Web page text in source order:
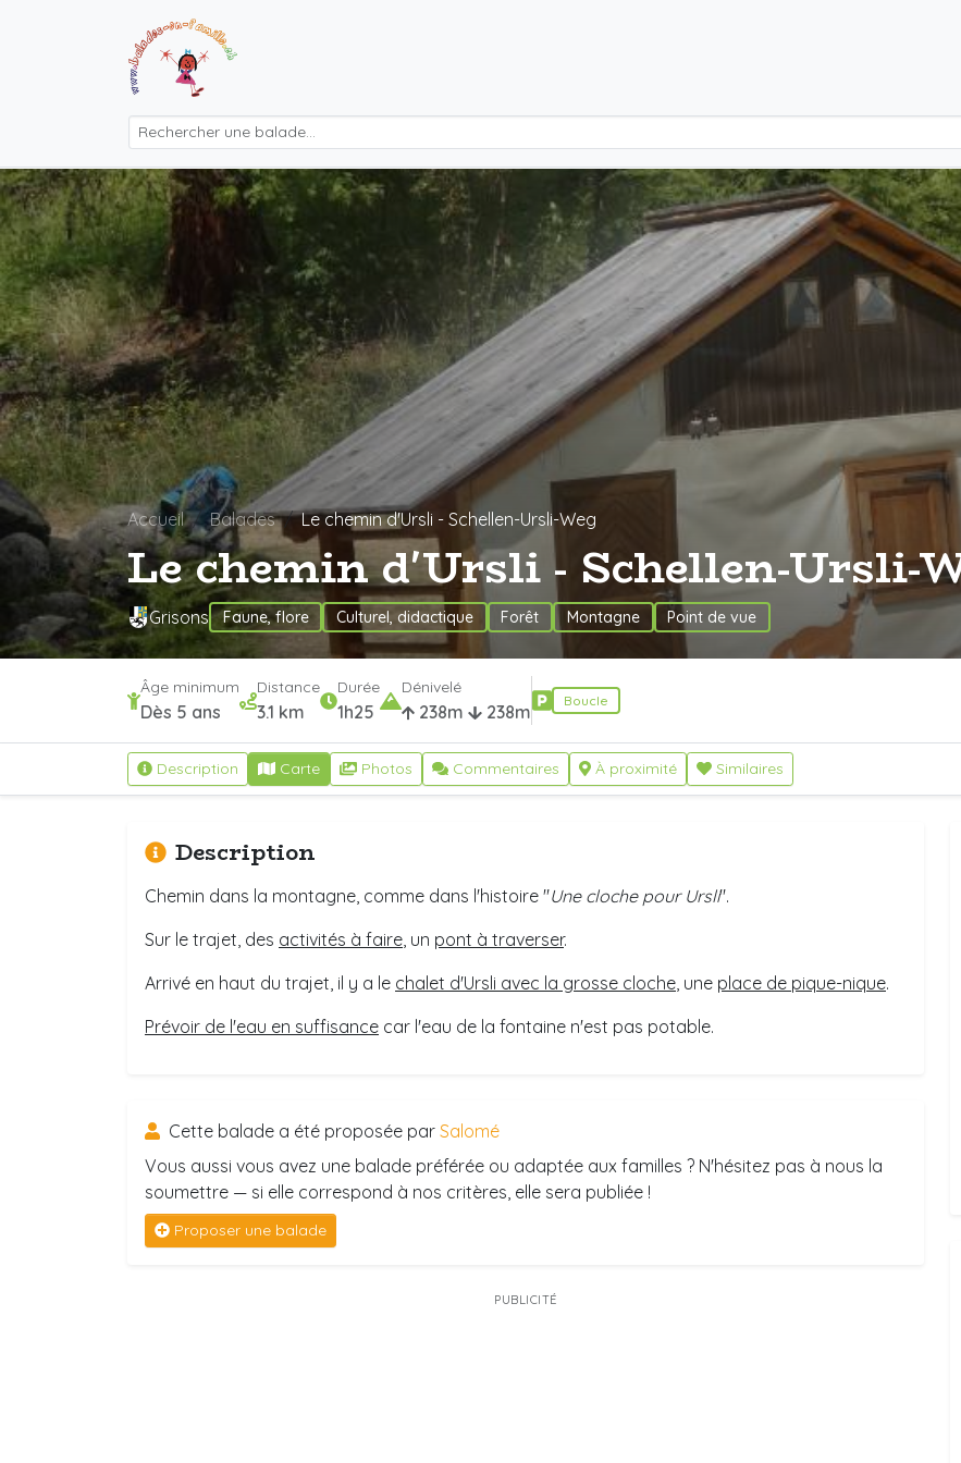
Accueil Balades Le chemin d'Ursli - Schellen-Ursli-Weg
Le chemin d'Ursli - Schellen-Ursli-
Grisons Faune, flore Culturel, didactique Forêt Montagne Point de vue
Âge minimum
Dès 5 ans
Distance
3.1 km
Durée
1h25
Dénivelé
238m 238m
Boucle
Description Carte Photos Commentaires À proximité Similaires
Description
Chemin dans la montagne, comme dans l'histoire "Une cloche pour Ursli".
Sur le trajet, des activités à faire, un pont à traverser.
Arrivé en haut du trajet, il y a le chalet d'Ursli avec la grosse cloche, une place de pique-nique.
Prévoir de l'eau en suffisance car l'eau de la fontaine n'est pas potable.
Cette balade a été proposée par Salomé
Vous aussi vous avez une balade préférée ou adaptée aux familles ? N'hésitez pas à nous la
soumettre — si elle correspond à nos critères, elle sera publiée !
Proposer une balade
PUBLICITÉ